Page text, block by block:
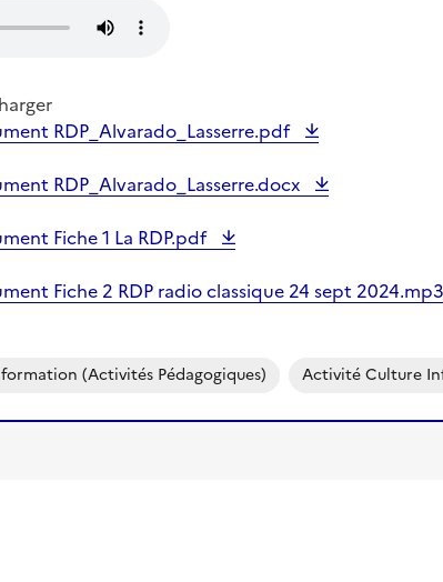
RDP_Alvarado_Lasserre.pdf
RDP_Alvarado_Lasserre.docx
Fiche 1 La RDP.pdf
Fiche 2 RDP radio classique 24 sept
(activités Pédagogiques) Activité Culture